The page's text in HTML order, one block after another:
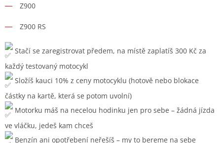
Z900
Z900 RS
Stačí se zaregistrovat předem, na místě zaplatíš 300 Kč za
každý testovaný motocykl
Složíš kauci 10% z ceny motocyklu (hotově nebo blokace
částky na kartě, která se potom uvolní)
Motorku máš na necelou hodinku jen pro sebe – žádná jízda
ve vláčku, jedeš kam chceš
Benzín ani opotřebení neřešíš – my to bereme na sebe